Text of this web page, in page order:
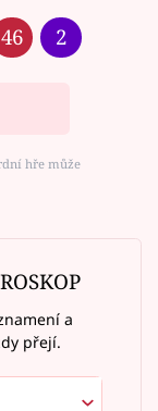
46 2
hře může
a
přejí.